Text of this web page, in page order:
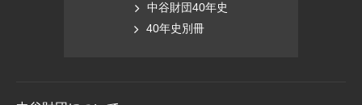
中谷財団40年史
40年史別冊